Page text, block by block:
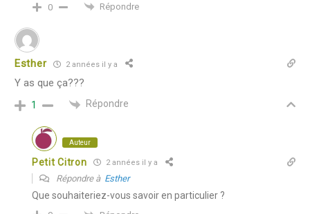
0 Répondre
Esther 2 années il y a
Y as que ça???
1 Répondre
Auteur
Petit Citron 2 années il y a
Répondre à Esther
Que souhaiteriez-vous savoir en particulier ?